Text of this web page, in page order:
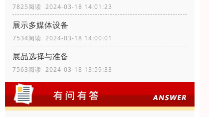
7825阅读 2024-03-18 14:01:23
展示多媒体设备
7534阅读 2024-03-18 14:00:01
展品选择与准备
7563阅读 2024-03-18 13:59:33